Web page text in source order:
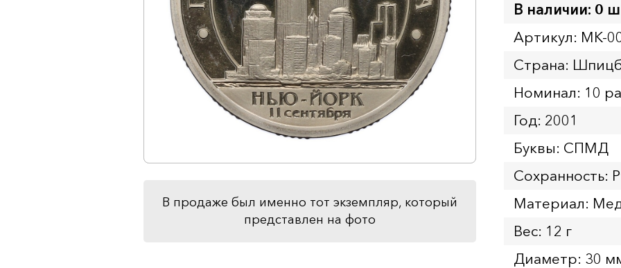
В продаже был именно тот экземпляр, который
представлен на фото
В наличии: 0
Артикул: MK-
Страна:
Номинал: 10
Год: 2001
Буквы: СПМД
Сохранность:
Материал:
Вес: 12 г
Диаметр: 30